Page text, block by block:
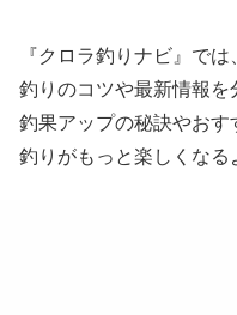
『クロラ釣りナビ』で
釣りのコツや最新情報を
釣果アップの秘訣やおす
釣りがもっと楽しくなる